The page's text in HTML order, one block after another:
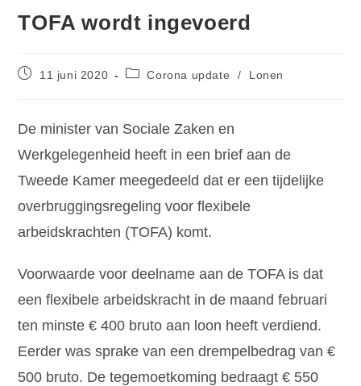
TOFA wordt ingevoerd
11 juni 2020 Corona update / Lonen
De minister van Sociale Zaken en
Werkgelegenheid heeft in een brief aan de
Tweede Kamer meegedeeld dat er een tijdelijke
overbruggingsregeling voor flexibele
arbeidskrachten (TOFA) komt.
Voorwaarde voor deelname aan de TOFA is dat
een flexibele arbeidskracht in de maand februari
ten minste € 400 bruto aan loon heeft verdiend.
Eerder was sprake van een drempelbedrag van €
500 bruto. De tegemoetkoming bedraagt € 550